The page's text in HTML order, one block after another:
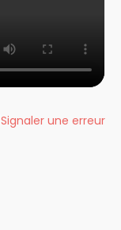
Signaler une erreur